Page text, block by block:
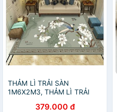
THẢM LÌ TRẢI SÀN
1M6X2M3, THẢM LÌ TRẢI
379.000 đ